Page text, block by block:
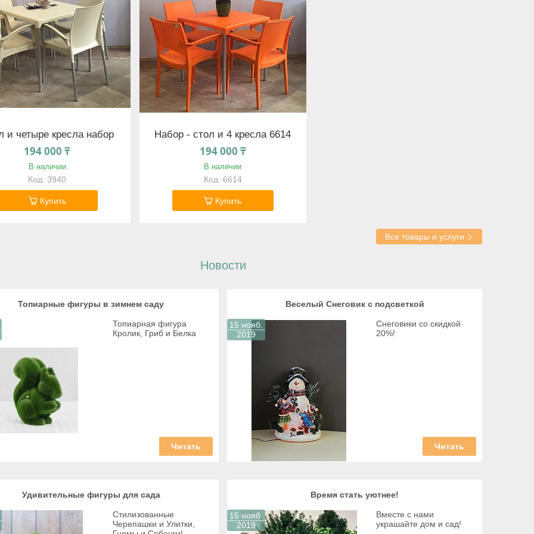
и четыре кресла набор
194 000 ₸
В наличии
3940
Купить
Набор - стол и 4 кресла 6614
194 000 ₸
В наличии
6614
Купить
Все товары и услуги
Новости
Топиарные фигуры в зимнем саду
Топиарная фигура
Кролик, Гриб и Белка
Читать
Веселый Снеговик с подсветкой
Снеговики со скидкой
20%!
15 нояб.
2019
Читать
Удивительные фигуры для сада
Стилизованные
Черепашки и Улитки,
Время стать уютнее!
Вместе с нами
украшайте дом и сад!
15 нояб.
2019